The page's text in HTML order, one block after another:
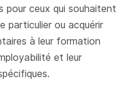
ceux qui souhaitent
particulier ou acquérir
à leur formation
et leur